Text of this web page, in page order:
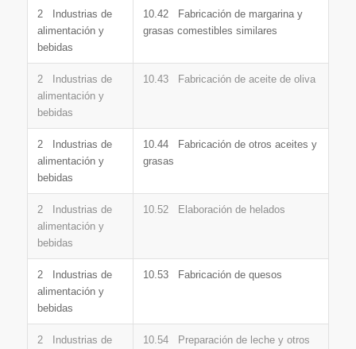
2 Industrias de
alimentación y
bebidas
10.42 Fabricación de margarina y
grasas comestibles similares
2 Industrias de
alimentación y
bebidas
10.43 Fabricación de aceite de oliva
2 Industrias de
alimentación y
bebidas
10.44 Fabricación de otros aceites y
grasas
2 Industrias de
alimentación y
bebidas
10.52 Elaboración de helados
2 Industrias de
alimentación y
bebidas
10.53 Fabricación de quesos
2 Industrias de
10.54 Preparación de leche y otros